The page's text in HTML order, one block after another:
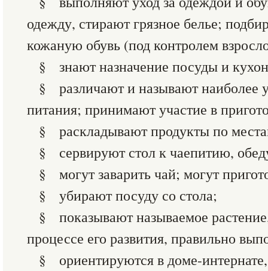
одежду, стирают грязное белье;
кожаную обувь (под контролем
§ знают назначение посуды и
§ различают и называют наиболее
питания; принимают участие в
§ раскладывают продукты по
§ сервируют стол к чаепитию,
§ могут заварить чай; могут
§ убирают посуду со стола;
§ показывают называемое
процессе его развития, правильно
§ ориентируются в доме-